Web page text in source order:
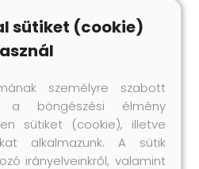
tartóelem segítségével
Keressen és
megfelelő csavar(oka)t
kérje
Gondosan olvassa el és
sütiket (cookie)
személyre szabott
a böngészési élmény
sütiket (cookie), illetve
alkalmazunk. A sütik
irányelveinkről, valamint